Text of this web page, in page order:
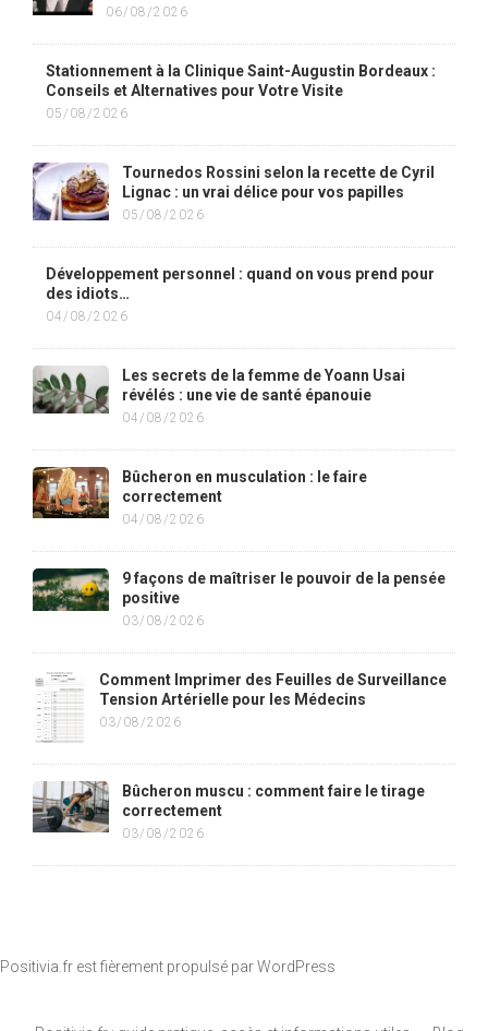
06/08/2026
Stationnement à la Clinique Saint-Augustin Bordeaux :
Conseils et Alternatives pour Votre Visite
05/08/2026
Tournedos Rossini selon la recette de Cyril
Lignac : un vrai délice pour vos papilles
05/08/2026
Développement personnel : quand on vous prend pour
des idiots…
04/08/2026
Les secrets de la femme de Yoann Usai
révélés : une vie de santé épanouie
04/08/2026
Bûcheron en musculation : le faire
correctement
04/08/2026
9 façons de maîtriser le pouvoir de la pensée
positive
03/08/2026
Comment Imprimer des Feuilles de Surveillance
Tension Artérielle pour les Médecins
03/08/2026
Bûcheron muscu : comment faire le tirage
correctement
03/08/2026
Positivia.fr est fièrement propulsé parWordPress